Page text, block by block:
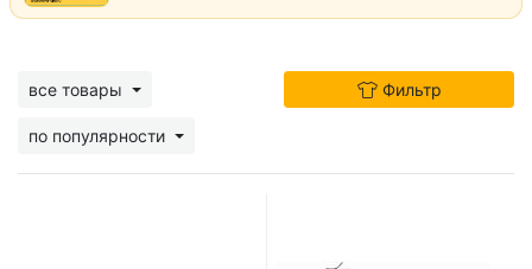
все товары
по популярности
Фильтр